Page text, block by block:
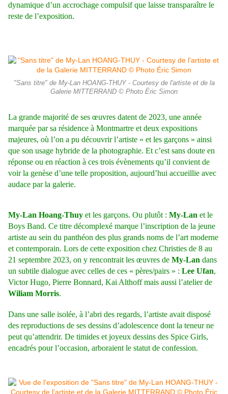
dynamique d’un accrochage compulsif que laisse transparaître le
reste de l’exposition.
"Sans titre" de My-Lan HOANG-THUY - Courtesy de l'artiste et de la
Galerie MITTERRAND © Photo Éric Simon
La grande majorité de ses œuvres datent de 2023, une année
marquée par sa résidence à Montmartre et deux expositions
majeures, où l’on a pu découvrir l’artiste « et les garçons » ainsi
que son usage hybride de la photographie. Et c’est sans doute en
réponse ou en réaction à ces trois évènements qu’il convient de
voir la genèse d’une telle proposition, aujourd’hui accueillie avec
audace par la galerie.
My-Lan Hoang-Thuy et les garçons. Ou plutôt : My-Lan et le
Boys Band. Ce titre décomplexé marque l’inscription de la jeune
artiste au sein du panthéon des plus grands noms de l’art moderne
et contemporain. Lors de cette exposition chez Christies de 8 au
21 septembre 2023, on y rencontrait les œuvres de My-Lan dans
un subtile dialogue avec celles de ces « pères/pairs » : Lee Ufan,
Victor Hugo, Pierre Bonnard, Kai Althoff mais aussi l’atelier de
Wiliam Morris.
Dans une salle isolée, à l’abri des regards, l’artiste avait disposé
des reproductions de ses dessins d’adolescence dont la teneur ne
peut qu’attendrir. De timides et joyeux dessins des Spice Girls,
encadrés pour l’occasion, arboraient le statut de confession.